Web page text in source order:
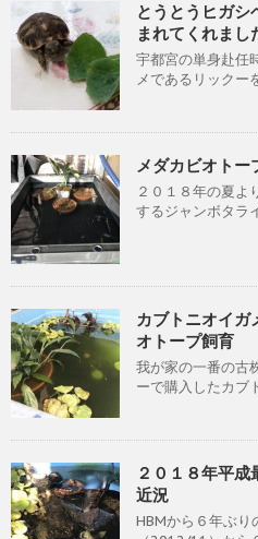
とうとうヒガシ
まれてくれまし
宇都宮の単身赴任
メであるリックー
メダカビオトー
２０１８年の夏よ
するジャンボタラ
カブトニオイガ
オトープ飼育
我が家の一番の古
ーで購入したカブ
２０１８年平
近況
HBMから６年ぶり